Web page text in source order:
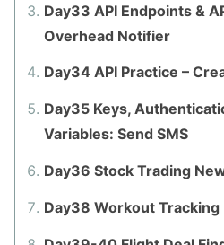
Day33 API Endpoints &
Overhead Notifier
Day34 API Practice –
Day35 Keys,
Variables: Send SMS
Day36 Stock Trading
Day38 Workout Tracking